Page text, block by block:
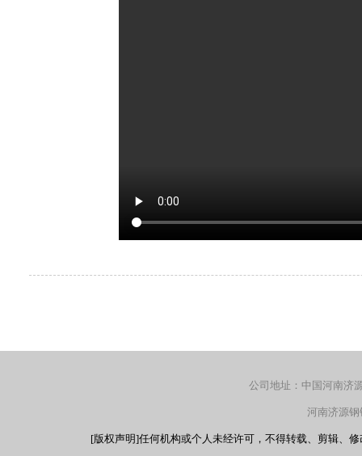
公司地址：中国河南
河南济源
[版权声明]任何机构或个人未经许可，不得转载、剪辑、